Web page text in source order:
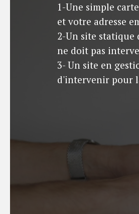
1-Une simple
et votre adresse
2-Un site
ne doit pas
3- Un site en
d'intervenir pour